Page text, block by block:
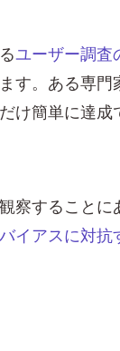
ユーザー調査
。ある専門
け簡単に達
察することに
イアスに対抗